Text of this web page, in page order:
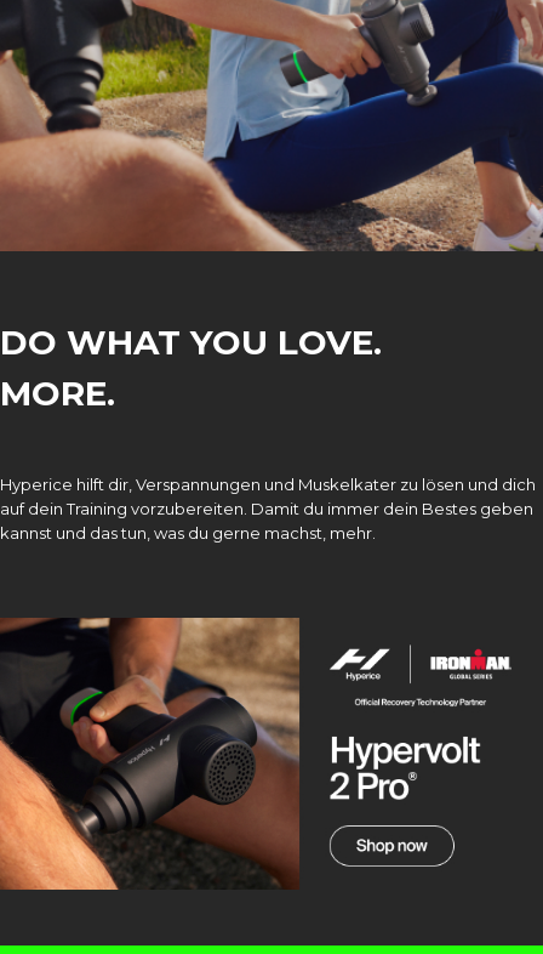
DO WHAT YOU LOVE.
MORE.
Hyperice hilft dir, Verspannungen und Muskelkater zu lösen und dich
auf dein Training vorzubereiten. Damit du immer dein Bestes geben
kannst und das tun, was du gerne machst, mehr.